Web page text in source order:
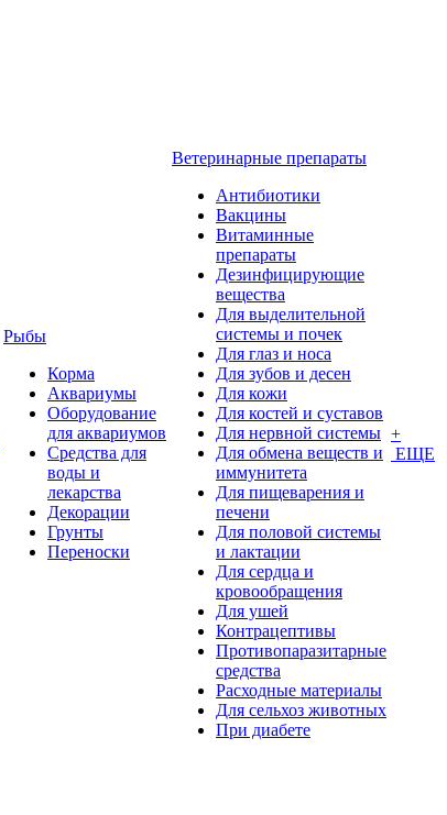
Рыбы
Корма
Аквариумы
Оборудование
для аквариумов
Средства для
воды и
лекарства
Декорации
Грунты
Переноски
Ветеринарные препараты
Антибиотики
Вакцины
Витаминные
препараты
Дезинфицирующие
вещества
Для выделительной
системы и почек
Для глаз и носа
Для зубов и десен
Для кожи
Для костей и суставов
Для нервной системы
Для обмена веществ и
иммунитета
Для пищеварения и
печени
Для половой системы
и лактации
Для сердца и
кровообращения
Для ушей
Контрацептивы
Противопаразитарные
средства
Расходные материалы
Для сельхоз животных
При диабете
+
ЕЩЕ